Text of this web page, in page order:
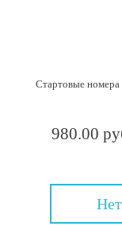
Стартовые номера
980.00